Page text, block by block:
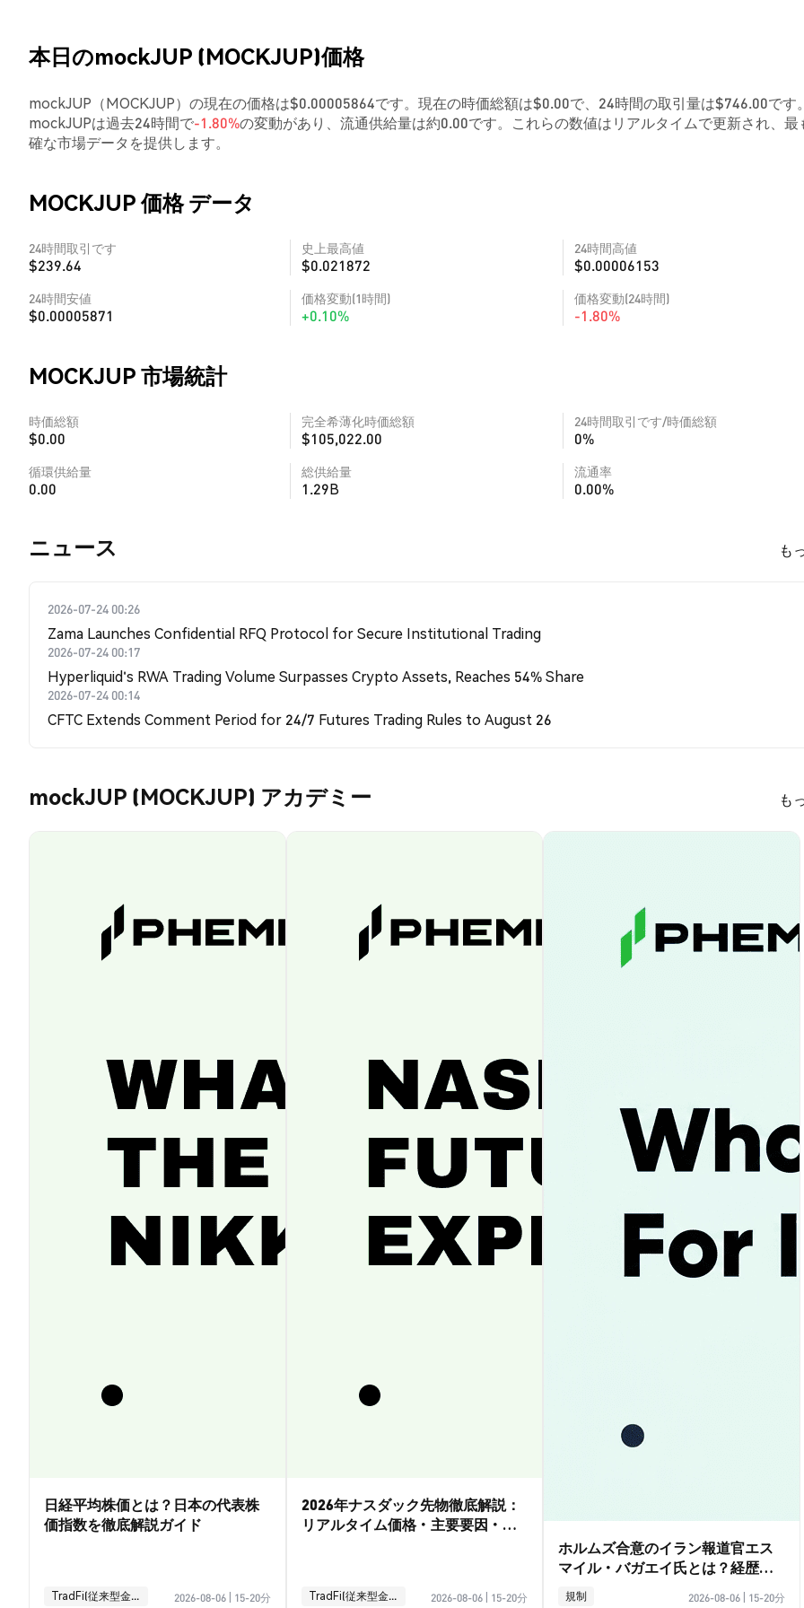
本日のmockJUP (MOCKJUP)価格
mockJUP（MOCKJUP）の現在の価格は$0.00005864です。現在の時価総額は$0.00で、24時間の取引量は$746.00です。
mockJUPは過去24時間で-1.80%の変動があり、流通供給量は約0.00です。これらの数値はリアルタイムで更新され、最
確な市場データを提供します。
MOCKJUP 価格 データ
24時間取引です
$239.64
史上最高値
$0.021872
24時間高値
$0.00006153
24時間安値
$0.00005871
価格変動(1時間)
+0.10%
価格変動(24時間)
-1.80%
MOCKJUP 市場統計
時価総額
$0.00
完全希薄化時価総額
$105,022.00
24時間取引です/時価総額
0%
循環供給量
0.00
総供給量
1.29B
流通率
0.00%
​​ニュース​​ も
2026-07-24 00:26
Zama Launches Confidential RFQ Protocol for Secure Institutional Trading
2026-07-24 00:17
Hyperliquid's RWA Trading Volume Surpasses Crypto Assets, Reaches 54% Share
2026-07-24 00:14
CFTC Extends Comment Period for 24/7 Futures Trading Rules to August 26
mockJUP (MOCKJUP) アカデミー も
日経平均株価とは？日本の代表株
価指数を徹底解説ガイド
TradFi(従来型金融) 2026-08-06 15-20分
2026年ナスダック先物徹底解説：
リアルタイム価格・主要要因・取
TradFi(従来型金融) 2026-08-06 15-20分
ホルムズ合意のイラン報道官エス
マイル・バガエイ氏とは？経歴ガ
イド
規制 2026-08-06 15-20分